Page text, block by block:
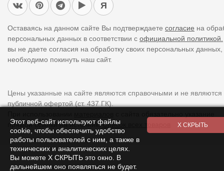
Я
Оставаясь на данном сайте Вы подтверждаете согласие на
персональных данных в соответствии с официальной политикой.
вы не даете согласия на обработку своих персональных
необходимо покинуть наш сайт.
Цены указанные на сайте являются справочными и не являются
публичной офертой (ст. 437 ГК).
прямой ссылки на источник.Список всех товаров
Этот веб-сайт используют файлы
cookie, чтобы обеспечить удобство
работы пользователей с ним, а также в
технических и аналитических целях.
Вы можете Х СКРЫТЬ это окно. В
дальнейшем оно появляться не будет.